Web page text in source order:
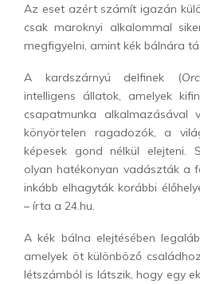
Az eset azért számít igazán
csak maroknyi alkalommal
megfigyelni, amint kék bálnára
A kardszárnyú delfinek (
intelligens állatok, amelyek
csapatmunka alkalmazásával
könyörtelen ragadozók, a
képesek gond nélkül elejteni.
olyan hatékonyan vadászták a
inkább elhagyták korábbi
– írta a 24.hu.
A kék bálna elejtésében
amelyek öt különböző
létszámból is látszik, hogy egy